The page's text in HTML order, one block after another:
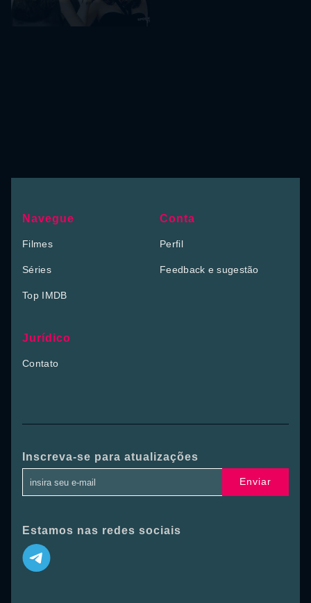
Navegue
Filmes
Séries
Top IMDB
Conta
Perfil
Feedback e sugestão
Jurídico
Contato
Inscreva-se para atualizações
Enviar
Estamos nas redes sociais